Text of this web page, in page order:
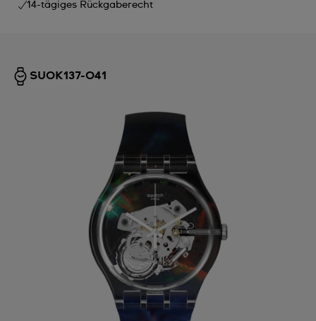
14-tägiges Rückgaberecht
SUOK137-041